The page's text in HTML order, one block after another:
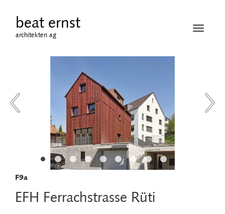
beat ernst
architekten ag
F9a
EFH Ferrachstrasse Rüti